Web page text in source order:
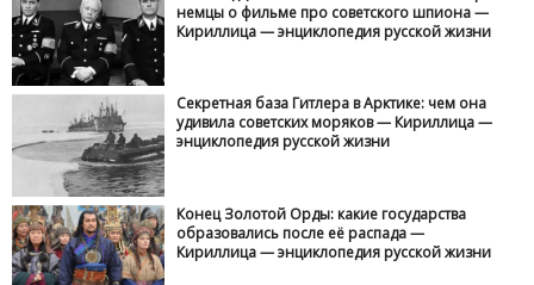
немцы о фильме про советского шпиона —
Кириллица — энциклопедия русской жизни
Секретная база Гитлера в Арктике: чем она
удивила советских моряков — Кириллица —
энциклопедия русской жизни
Конец Золотой Орды: какие государства
образовались после её распада —
Кириллица — энциклопедия русской жизни